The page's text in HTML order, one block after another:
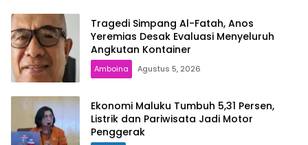
Tragedi Simpang Al-Fatah, Anos
Yeremias Desak Evaluasi Menyeluruh
Angkutan Kontainer
Amboina Agustus 5, 2026
Ekonomi Maluku Tumbuh 5,31 Persen,
Listrik dan Pariwisata Jadi Motor
Penggerak